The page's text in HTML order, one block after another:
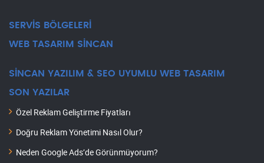
SERVİS BÖLGELERİ
WEB TASARIM SİNCAN
SİNCAN YAZILIM & SEO UYUMLU WEB TASARIM
SON YAZILAR
Özel Reklam Geliştirme Fiyatları
Doğru Reklam Yönetimi Nasıl Olur?
Neden Google Ads’de Görünmüyorum?